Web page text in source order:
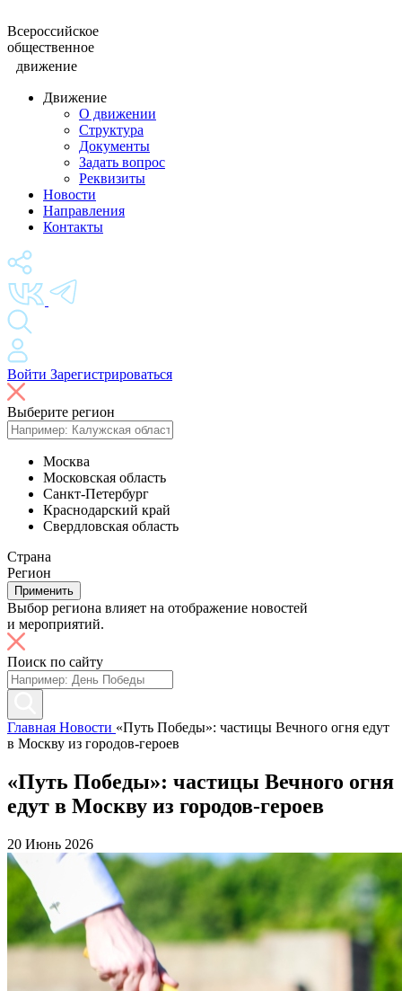
Всероссийское
общественное
движение
Движение
О движении
Структура
Документы
Задать вопрос
Реквизиты
Новости
Направления
Контакты
Войти Зарегистрироваться
Выберите регион
Москва
Московская область
Санкт-Петербург
Краснодарский край
Свердловская область
Страна
Регион
Применить
Выбор региона влияет на отображение новостей
и мероприятий.
Поиск по сайту
Главная Новости «Путь Победы»: частицы Вечного огня едут
в Москву из городов-героев
«Путь Победы»: частицы Вечного огня
едут в Москву из городов-героев
20 Июнь 2026